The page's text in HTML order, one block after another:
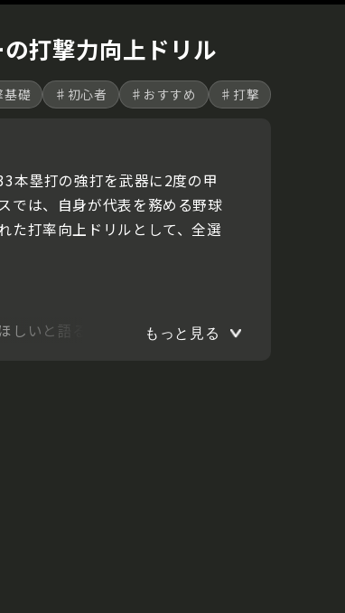
打撃力向上ドリル
礎 ♯初心者 ♯おすすめ ♯打撃
本塁打の強打を武器に2度の甲
では、自身が代表を務める野球
た打率向上ドリルとして、全選
しいと語る、打撃の土台とは。
もっと見る